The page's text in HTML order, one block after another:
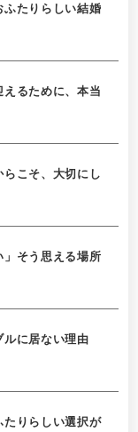
ふたりらしい結婚
るために、本当
こそ、大切にし
」そう思える場所
ルに居ない理由
たりらしい選択が